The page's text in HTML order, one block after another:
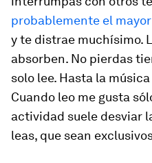
probablemente el
y te distrae muchísimo.
absorben. No pierdas
solo lee. Hasta la
Cuando leo me gusta
actividad suele desviar
leas, que sean